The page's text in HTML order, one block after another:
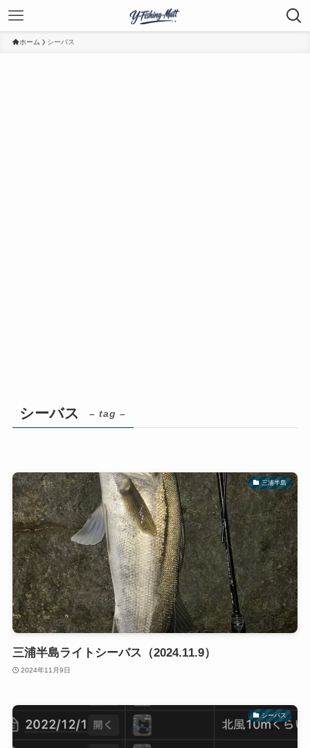
ホーム シーバス
シーバス – tag –
三浦半島
三浦半島ライトシーバス（2024.11.9）
2024年11月9日
シーバス